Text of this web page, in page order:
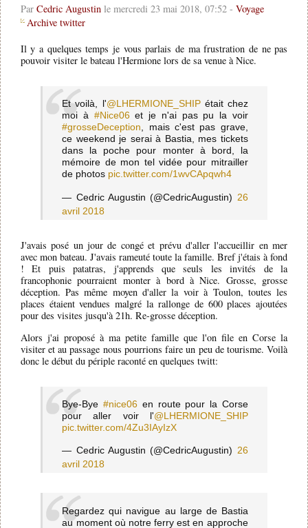
Par Cedric Augustinle mercredi 23 mai 2018, 07:52 - Voyage
Archive twitter
Il y a quelques temps je vous parlais de ma frustration de ne pas
pouvoir visiter le bateau l'Hermione lors de sa venue à Nice.
Et voilà, l'@LHERMIONE_SHIPétait chez
moi à #Nice06et je n'ai pas pu la voir
#grosseDeception, mais c'est pas grave,
ce weekend je serai à Bastia, mes tickets
dans la poche pour monter à bord, la
mémoire de mon tel vidée pour mitrailler
de photos pic.twitter.com/1wvCApqwh4
— Cedric Augustin (@CedricAugustin) 26
avril 2018
J'avais posé un jour de congé et prévu d'aller l'accueillir en mer
avec mon bateau. J'avais rameuté toute la famille. Bref j'étais à fond
! Et puis patatras, j'apprends que seuls les invités de la
francophonie pourraient monter à bord à Nice. Grosse, grosse
déception. Pas même moyen d'aller la voir à Toulon, toutes les
places étaient vendues malgré la rallonge de 600 places ajoutées
pour des visites jusqu'à 21h. Re-grosse déception.
Alors j'ai proposé à ma petite famille que l'on file en Corse la
visiter et au passage nous pourrions faire un peu de tourisme. Voilà
donc le début du périple raconté en quelques twitt:
Bye-Bye#nice06 en route pour la Corse
pour aller voir l'@LHERMIONE_SHIP
pic.twitter.com/4Zu3IAyIzX
— Cedric Augustin (@CedricAugustin) 26
avril 2018
Regardez qui navigue au large de Bastia
au moment où notre ferry est en approche